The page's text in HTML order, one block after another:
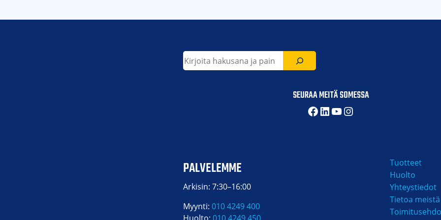
SEURAA MEITÄ SOMESSA
Facebook
LinkedIn
YouTube
Instagram
PALVELEMME
Arkisin: 7:30–16:00
Myynti: 010 4249 400
Tuotteet
Huolto
Yhteystiedot
Tietoa meistä